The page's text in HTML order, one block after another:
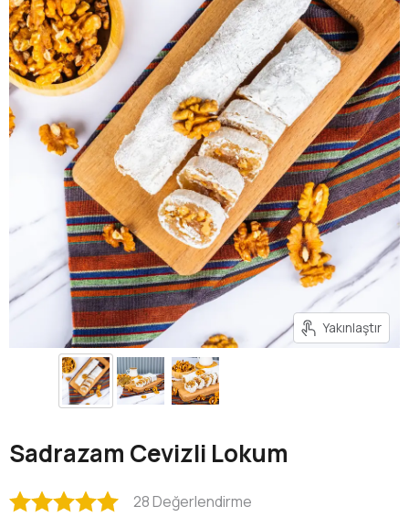
Yakınlaştır
Sadrazam Cevizli Lokum
28 Değerlendirme